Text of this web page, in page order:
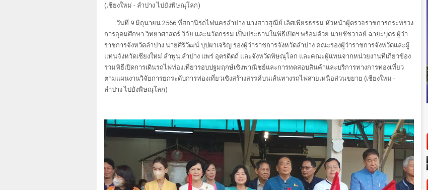
(เชียงใหม่ - ลำปาง ไปยังพิษณุโลก)
วันที่ 9 มิถุนายน 2566 ที่สถานีรถไฟนครลำปาง นางสาวสุณีย์ เลิศเพียรธรรม หัวหน้าผู้ตรวจราชการกระทรวง
การอุดมศึกษา วิทยาศาสตร์ วิจัย และนวัตกรรม เป็นประธานในพิธีเปิดฯ พร้อมด้วย นายชัชวาลย์ ฉายะบุตร ผู้ว่า
ราชการจังหวัดลำปาง นายศิริวัฒน์ บุปผาเจริญ รองผู้ว่าราชการจังหวัดลำปาง คณะรองผู้ว่าราชการจังหวัดและผู้
แทนจังหวัดเชียงใหม่ ลำพูน ลำปาง แพร่ อุตรดิตถ์ และจังหวัดพิษณุโลก และคณะผู้แทนจากหน่วยงานที่เกี่ยวข้อง
ร่วมพิธีเปิดการเดินรถไฟท่องเที่ยวรอบปฐมฤกษ์เชิงพาณิชย์และการทดสอบสินค้าและบริการทางการท่องเที่ยว
ตามแผนงานวิจัยการยกระดับการท่องเที่ยวเชิงสร้างสรรค์บนเส้นทางรถไฟสายเหนือส่วนขยาย (เชียงใหม่ -
ลำปาง ไปยังพิษณุโลก)